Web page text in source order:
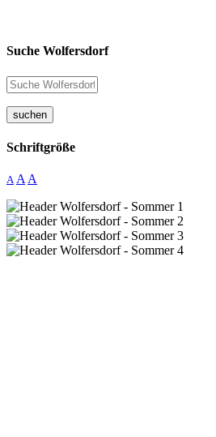
Suche Wolfersdorf
suchen
Schriftgröße
A A A